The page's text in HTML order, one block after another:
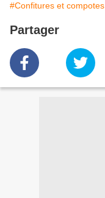
#Confitures et compotes
Partager